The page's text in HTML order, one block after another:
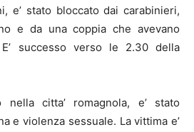
e’ stato bloccato dai carabinieri,
e da una coppia che avevano
successo verso le 2.30 della
nella citta’ romagnola, e’ stato
e violenza sessuale. La vittima e’